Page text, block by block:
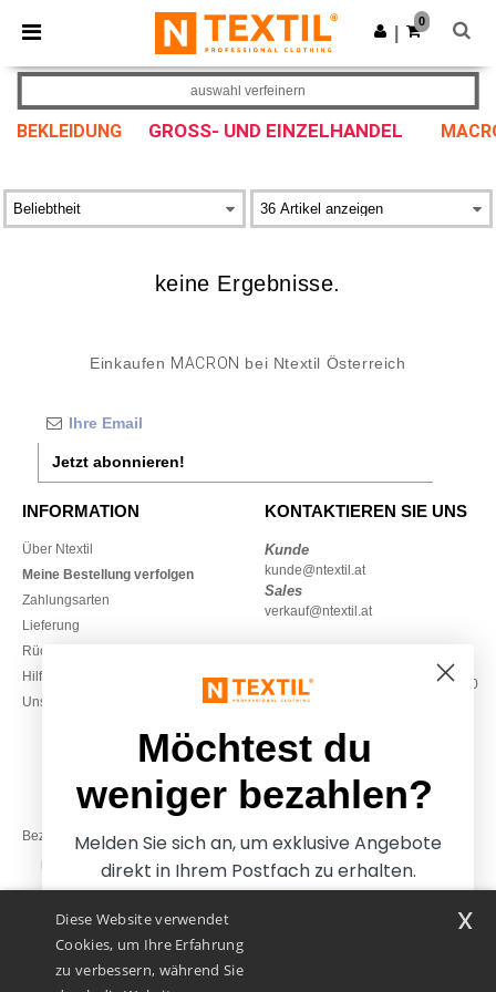
× Ntextil App
Bessere Preise in der App!
App holen
0
BEKLEIDUNG GROSS- UND EINZELHANDEL
auswahl verfeinern
keine Ergebnisse.
Einkaufen MACRON bei Ntextil Österreich
Jetzt abonnieren!
INFORMATION
Über Ntextil
Meine Bestellung verfolgen
Zahlungsarten
Lieferung
Rückerstattungen / Rückgaben
Hilfe & FAQs
Unsere Engagements
KONTAKTIEREN SIE UNS
Kunde
kunde@ntextil.at
Sales
verkauf@ntextil.at
Montag – Donnerstag: 10:00–13:00
& 14:00–17:30
Freitag: 10:00–14:00
Bezahlung mit
Unsere Paketzusteller
Diese Website verwendet
Cookies, um Ihre Erfahrung
zu verbessern, während Sie
x
Möchtest du
weniger bezahlen?
Melden Sie sich an, um exklusive Angebote
direkt in Ihrem Postfach zu erhalten.